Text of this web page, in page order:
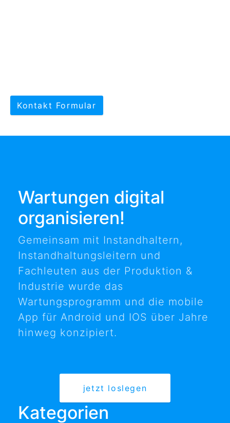
Kontakt Formular
Wartungen digital
organisieren!
Gemeinsam mit Instandhaltern,
Instandhaltungsleitern und
Fachleuten aus der Produktion &
Industrie wurde das
Wartungsprogramm und die mobile
App für Android und IOS über Jahre
hinweg konzipiert.
jetzt loslegen
Kategorien